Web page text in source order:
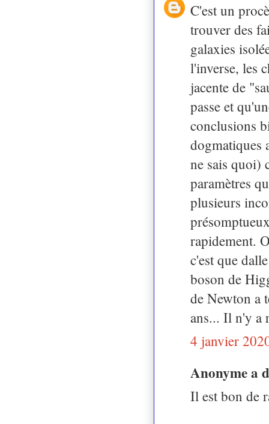
C'est un
trouver des
galaxies
l'inverse, les
jacente de
passe et
conclusions
dogmatiques
ne sais quoi)
paramètres
plusieurs
rapidement.
c'est que
boson de
de Newton a
ans... Il n'y a
4 janvier
Anonyme a
Il est bon de